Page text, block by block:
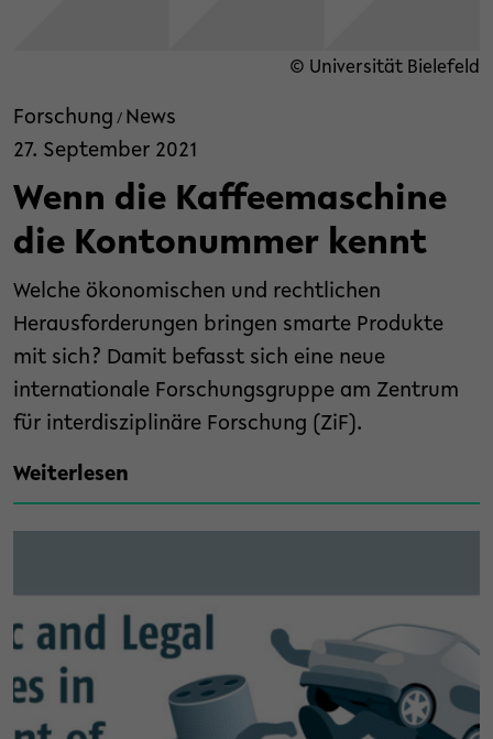
© Universität Bielefeld
Forschung / News
27. September 2021
Wenn die Kaffeemaschine
die Kontonummer kennt
Welche ökonomischen und rechtlichen
Herausforderungen bringen smarte Produkte
mit sich? Damit befasst sich eine neue
internationale Forschungsgruppe am Zentrum
für interdisziplinäre Forschung (ZiF).
Weiterlesen